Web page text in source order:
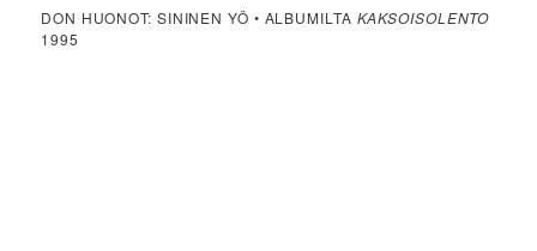
DON HUONOT: SININEN YÖ • ALBUMILTA KAKSOISOLENTO
1995